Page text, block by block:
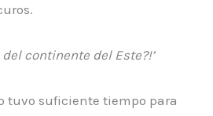
del continente del Este?!’
tuvo suficiente tiempo para